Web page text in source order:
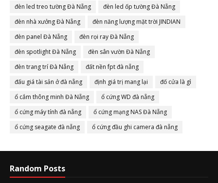
đèn led treo tường Đà Nẵng
đèn led ốp tường Đà Nẵng
đèn nhà xưởng Đà Nẵng
đèn năng lượng mặt trời JINDIAN
đèn panel Đà Nẵng
đèn rọi ray Đà Nẵng
đèn spotlight Đà Nẵng
đèn sân vườn Đà Nẵng
đèn trang trí Đà Nẵng
đất nền fpt đà nẵng
đấu giá tài sản ở đà nẵng
định giá trị mang lại
đố cửa là gì
ổ cắm thông minh Đà Nẵng
ổ cứng WD đà nẵng
ổ cứng máy tính đà nẵng
ổ cứng mạng NAS Đà Nẵng
ổ cứng seagate đà nẵng
ổ cứng đầu ghi camera đà nẵng
Random Posts